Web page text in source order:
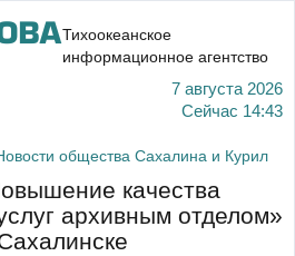
Тихоокеанское
информационное агентство
7 августа 2026
Сейчас 14:43
общества Сахалина и Курил
качества
архивным отделом»